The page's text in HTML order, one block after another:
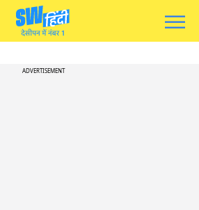
ADVERTISEMENT